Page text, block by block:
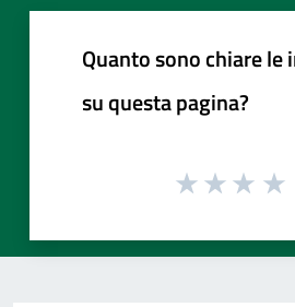
Quanto sono chiare
su questa pagina?